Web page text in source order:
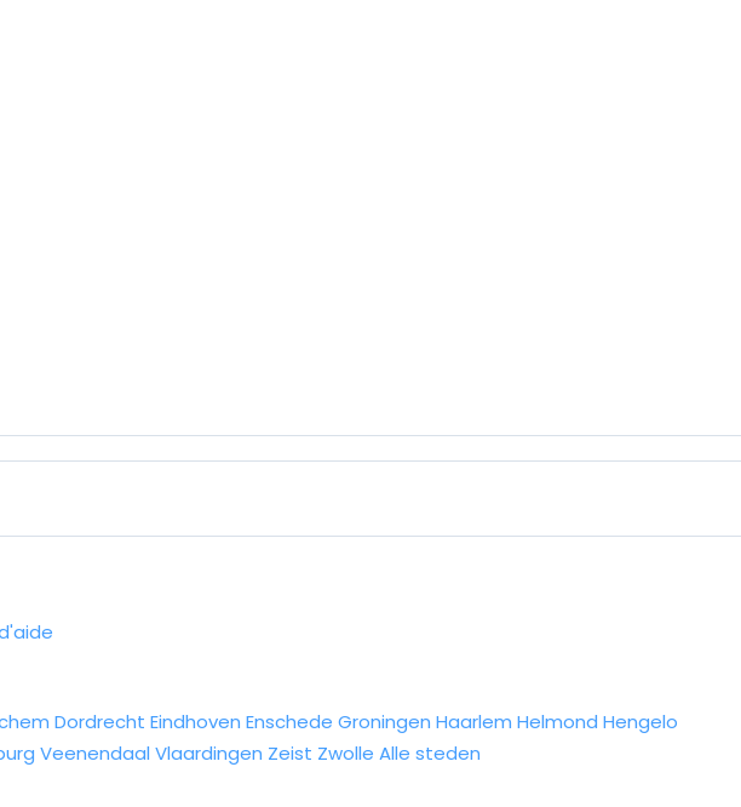
Dordrecht Eindhoven Enschede Groningen Haarlem Helmond Hengelo
Veenendaal Vlaardingen Zeist Zwolle Alle steden